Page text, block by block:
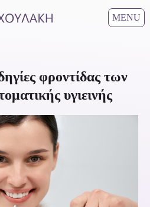
MENU
φροντίδας των
υγιεινής